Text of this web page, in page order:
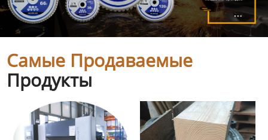
Самые Продаваемые
Продукты